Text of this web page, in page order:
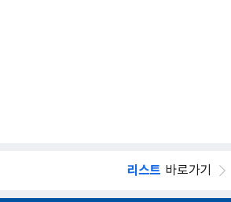
리스트 바로가기